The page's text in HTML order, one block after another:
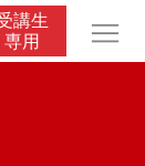
講生
専用